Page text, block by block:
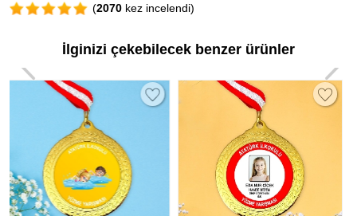
(2070 kez incelendi)
İlginizi çekebilecek benzer ürünler